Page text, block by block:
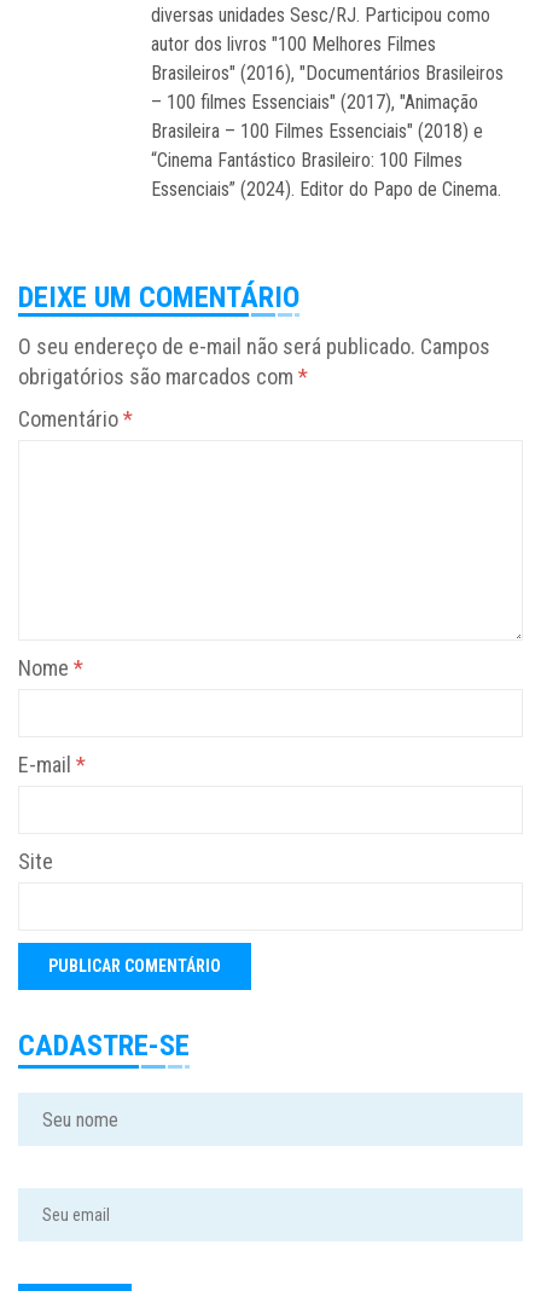
diversas unidades Sesc/RJ. Participou como
autor dos livros "100 Melhores Filmes
Brasileiros" (2016), "Documentários Brasileiros
– 100 filmes Essenciais" (2017), "Animação
Brasileira – 100 Filmes Essenciais" (2018) e
“Cinema Fantástico Brasileiro: 100 Filmes
Essenciais” (2024). Editor do Papo de Cinema.
DEIXE UM COMENTÁRIO
O seu endereço de e-mail não será publicado. Campos
obrigatórios são marcados com *
Comentário*
Nome *
E-mail *
Site
CADASTRE-SE